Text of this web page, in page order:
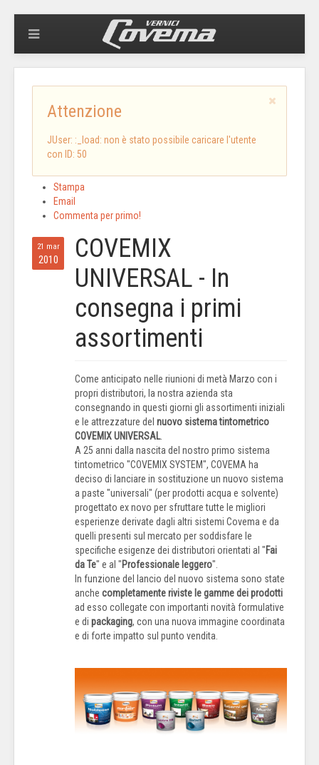
Attenzione
JUser: :_load: non è stato possibile caricare l'utente
con ID: 50
Stampa
Email
Commenta per primo!
21 mar
2010
COVEMIX
UNIVERSAL - In
consegna i primi
assortimenti
Come anticipato nelle riunioni di metà Marzo con i
propri distributori, la nostra azienda sta
consegnando in questi giorni gli assortimenti iniziali
e le attrezzature del nuovo sistema tintometrico
COVEMIX UNIVERSAL.
A 25 anni dalla nascita del nostro primo sistema
tintometrico "COVEMIX SYSTEM", COVEMA ha
deciso di lanciare in sostituzione un nuovo sistema
a paste "universali" (per prodotti acqua e solvente)
progettato ex novo per sfruttare tutte le migliori
esperienze derivate dagli altri sistemi Covema e da
quelli presenti sul mercato per soddisfare le
specifiche esigenze dei distributori orientati al "Fai
da Te" e al "Professionale leggero".
In funzione del lancio del nuovo sistema sono state
anche completamente riviste le gamme dei prodotti
ad esso collegate con importanti novità formulative
e di packaging, con una nuova immagine coordinata
e di forte impatto sul punto vendita.